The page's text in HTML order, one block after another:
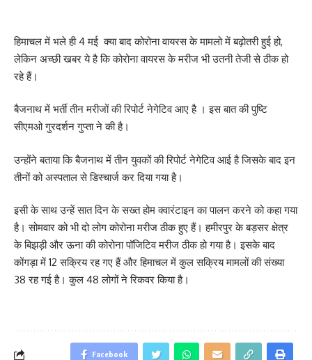
हिमाचल में भले ही 4 मई क्या बाद कोरोना वायरस के मामलो में बढ़ोतरी हुई हो,
लेकिन अच्छी खबर ये है कि कोरोना वायरस के मरीज भी उतनी तेजी से ठीक हो
रहे हैं।
बैजनाथ में भर्ती तीन मरीजों की रिपोर्ट नेगेटिव आए है । इस बात की पुष्टि
सीएमओ गुरदर्शन गुप्ता ने की है।
उन्होंने बताया कि बैजनाथ में तीन युवकों की रिपोर्ट नेगेटिव आई है जिसके बाद इन
तीनों को अस्पताल से डिस्चार्ज कर दिया गया है।
इसी के साथ उन्हें सात दिन के सख्त होम क्वारंटाइन का पालन करने को कहा गया
है। सोमवार को भी दो लोग कोरोना मरीज ठीक हुए हैं। हमीरपुर के बड़सर क्षेत्र
के बिझड़ी और ऊना की कोरोना पॉजिटिव मरीज ठीक हो गया है। इसके बाद
कोंगड़ा में 12 सक्रिय रह गए हैं और हिमाचल में कुल सक्रिय मामलों की संख्या
38 रह गई है। कुल 48 लोगों ने रिकवर किया है।
Facebook